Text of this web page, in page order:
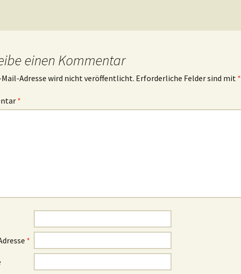
einen Kommentar
Mail-Adresse wird nicht veröffentlicht. Erforderliche Felder sind mit *
*
*